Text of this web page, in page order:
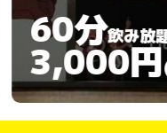
(税込)